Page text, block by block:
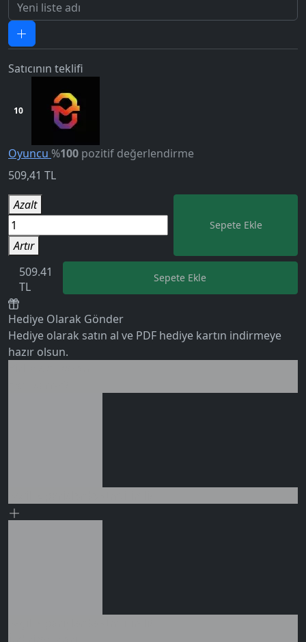
Satıcının teklifi
10
Oyuncu %100 pozitif değerlendirme
509,41 TL
Azalt
Artır
Sepete Ekle
509.41
TL
Sepete Ekle
Hediye Olarak Gönder
Hediye olarak satın al ve PDF hediye kartın indirmeye
hazır olsun.